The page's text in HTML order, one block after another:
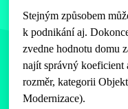
Stejným způsobem
k podnikání aj.
zvedne hodnotu domu
najít správný koeficient
rozměr, kategorii
Modernizace).